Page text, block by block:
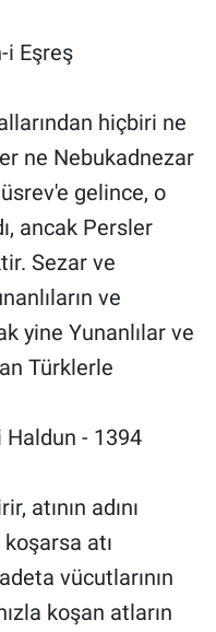
i Eşreş
hiçbiri ne
ne Nebukadnezar
gelince, o
ancak Persler
Sezar ve
ve
yine Yunanlılar ve
Türklerle
- 1394
atının adını
atı
vücutlarının
koşan atların